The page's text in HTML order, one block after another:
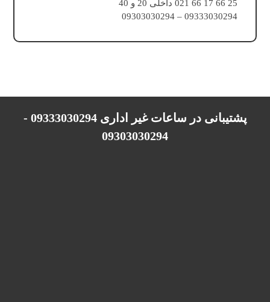
25 66 17 66 021 داخلی 20 و 40
09333030294 – 09303030294
پشتیبانی در ساعات غیر اداری 09333030294 -
09303030294